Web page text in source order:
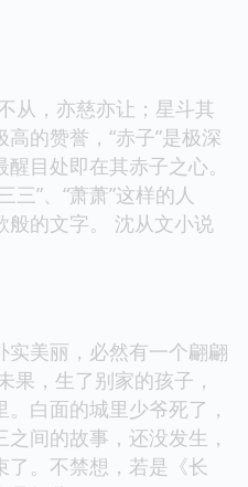
从，亦慈亦让；星斗其
高的赞誉，“赤子”是极深
目处即在其赤子之心。
三”、“萧萧”这样的人
般的文字。 沈从文小说
美丽，必然有一个翩翩
果，生了别家的孩子，
白面的城里少爷死了，
间的故事，还没发生，
了。不禁想，若是《长